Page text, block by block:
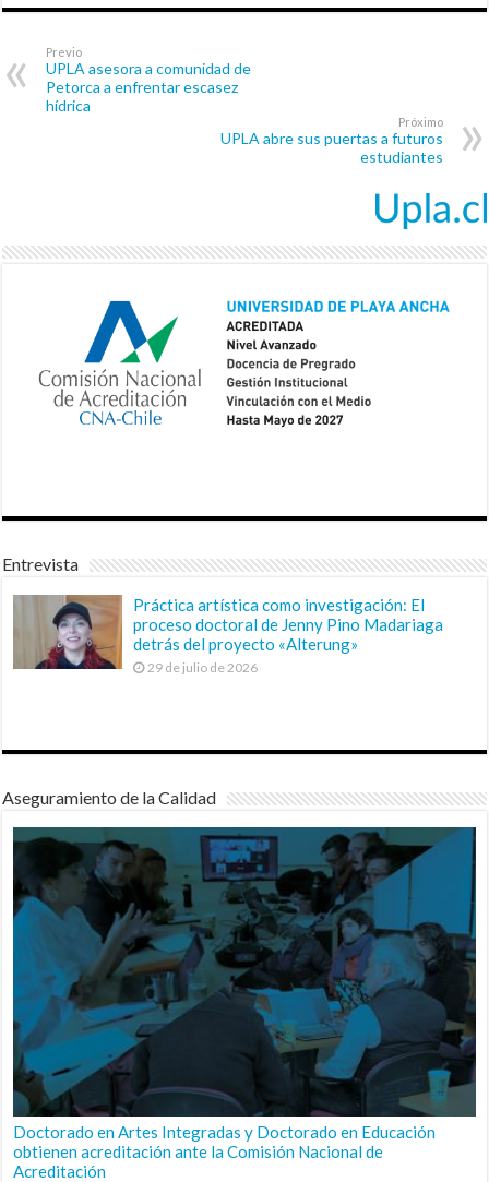
Previo
UPLA asesora a comunidad de
Petorca a enfrentar escasez
hídrica
Próximo
UPLA abre sus puertas a futuros
estudiantes
Entrevista
Práctica artística como investigación: El
proceso doctoral de Jenny Pino Madariaga
detrás del proyecto «Alterung»
29 de julio de 2026
Aseguramiento de la Calidad
Doctorado en Artes Integradas y Doctorado en Educación
obtienen acreditación ante la Comisión Nacional de
Acreditación